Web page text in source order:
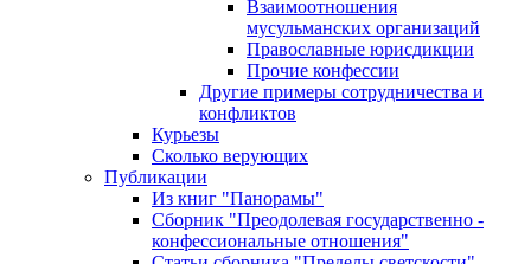
Взаимоотношения
мусульманских организаций
Православные юрисдикции
Прочие конфессии
Другие примеры сотрудничества и
конфликтов
Курьезы
Сколько верующих
Публикации
Из книг "Панорамы"
Сборник "Преодолевая государственно -
конфессиональные отношения"